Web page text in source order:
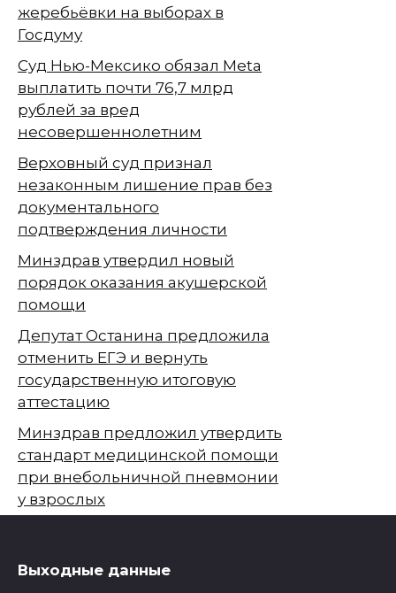
жеребьёвки на выборах в
Госдуму
Суд Нью-Мексико обязал Meta
выплатить почти 76,7 млрд
рублей за вред
несовершеннолетним
Верховный суд признал
незаконным лишение прав без
документального
подтверждения личности
Минздрав утвердил новый
порядок оказания акушерской
помощи
Депутат Останина предложила
отменить ЕГЭ и вернуть
государственную итоговую
аттестацию
Минздрав предложил утвердить
стандарт медицинской помощи
при внебольничной пневмонии
у взрослых
Выходные данные